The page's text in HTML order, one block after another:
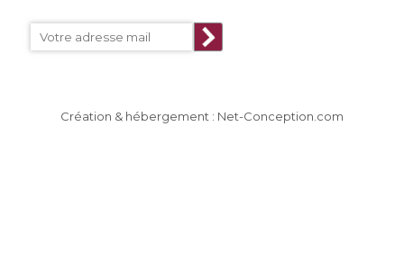
Création & hébergement : Net-Conception.com